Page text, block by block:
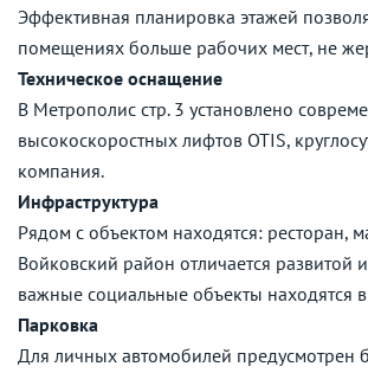
Эффективная планировка этажей
помещениях больше рабочих мест, не
Техническое оснащение
В Метрополис cтр. 3 установлено
высокоскоростных лифтов OTIS,
компания.
Инфраструктура
Рядом с объектом находятся: ресторан,
Войковский район отличается развитой
важные социальные объекты находятся
Парковка
Для личных автомобилей предусмотрен